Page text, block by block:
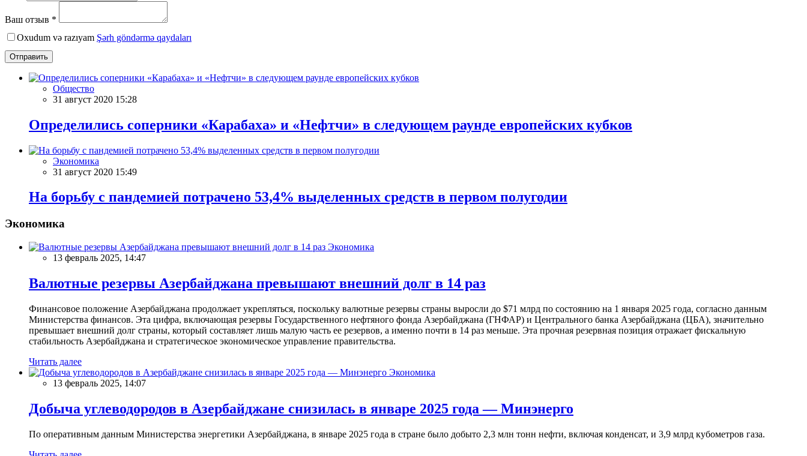
Ваш отзыв *
Oxudum və razıyam Şərh göndərmə qaydaları
Отправить
Общество
31 август 2020 15:28
Определились соперники «Карабаха» и «Нефтчи» в следующем раунде европейских кубков
Экономика
31 август 2020 15:49
На борьбу с пандемией потрачено 53,4% выделенных средств в первом полугодии
Экономика
Экономика
13 февраль 2025, 14:47
Валютные резервы Азербайджана превышают внешний долг в 14 раз
Финансовое положение Азербайджана продолжает укрепляться, поскольку валютные резервы страны выросли до $71 млрд по состоянию на 1 января 2025 года, согласно данным
Министерства финансов. Эта цифра, включающая резервы Государственного нефтяного фонда Азербайджана (ГНФАР) и Центрального банка Азербайджана (ЦБА), значительно
превышает внешний долг страны, который составляет лишь малую часть ее резервов, а именно почти в 14 раз меньше. Эта прочная резервная позиция отражает фискальную
стабильность Азербайджана и стратегическое экономическое управление правительства.
Читать далее
Экономика
13 февраль 2025, 14:07
Добыча углеводородов в Азербайджане снизилась в январе 2025 года — Минэнерго
По оперативным данным Министерства энергетики Азербайджана, в январе 2025 года в стране было добыто 2,3 млн тонн нефти, включая конденсат, и 3,9 млрд кубометров газа.